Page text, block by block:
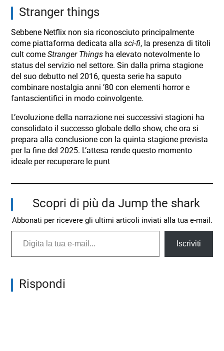
stranger things
Sebbene Netflix non sia riconosciuto principalmente
come piattaforma dedicata allasci-fi, la presenza di titoli
cult comeStranger Things ha elevato notevolmente lo
status del servizio nel settore. Sin dalla prima stagione
del suo debutto nel 2016, questa serie ha saputo
combinare nostalgia anni ’80 con elementi horror e
fantascientifici in modo coinvolgente.
L’evoluzione della narrazione nei successivi stagioni ha
consolidato il successo globale dello show, che ora si
prepara alla conclusione con la quinta stagione prevista
per la fine del 2025. L’attesa rende questo momento
ideale per recuperare le punt
Scopri di più da Jump the shark
Abbonati per ricevere gli ultimi articoli inviati alla tua e-mail.
Digita la tua e-mail...
Iscriviti
Rispondi